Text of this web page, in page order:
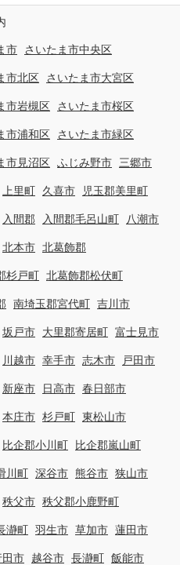
市 さいたま市中央区
市北区 さいたま市大宮区
市岩槻区 さいたま市桜区
市浦和区 さいたま市緑区
市見沼区 ふじみ野市 三郷市
上里町 久喜市 児玉郡美里町
入間郡 入間郡毛呂山町 八潮市
北本市 北葛飾郡
杉戸町 北葛飾郡松伏町
南埼玉郡宮代町 吉川市
坂戸市 大里郡寄居町 富士見市
川越市 幸手市 志木市 戸田市
新座市 日高市 春日部市
本庄市 杉戸町 東松山市
比企郡小川町 比企郡嵐山町
川町 深谷市 熊谷市 狭山市
秩父市 秩父郡小鹿野町
瀞町 羽生市 草加市 蓮田市
田市 越谷市 長瀞町 飯能市